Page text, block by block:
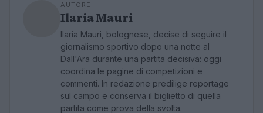
AUTORE
Ilaria Mauri
Ilaria Mauri, bolognese, decise di seguire il
giornalismo sportivo dopo una notte al
Dall'Ara durante una partita decisiva: oggi
coordina le pagine di competizioni e
commenti. In redazione predilige reportage
sul campo e conserva il biglietto di quella
partita come prova della svolta.